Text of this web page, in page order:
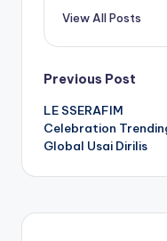
View All Posts
Post
Previous Post
LE SSERAFIM
Celebration
Global Usai Dirilis